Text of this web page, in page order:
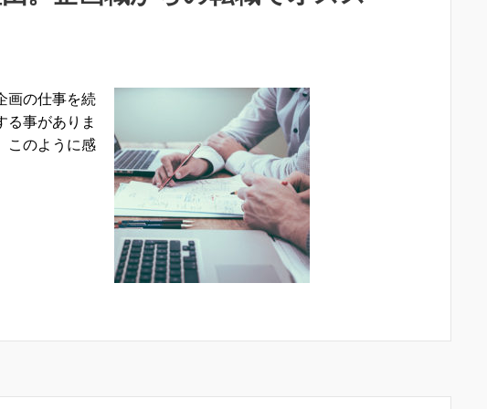
画の仕事を続
る事がありま
このように感